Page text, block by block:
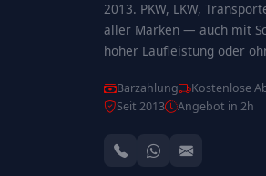
2013. PKW, LKW,
aller Marken — auch mit
hoher Laufleistung oder
Barzahlung
Kostenlose
Seit 2013
Angebot in 2h